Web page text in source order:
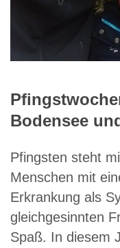
Bodensee
Pfingsten steht
Menschen mit
Erkrankung als
gleichgesinnten
Spaß. In diesem